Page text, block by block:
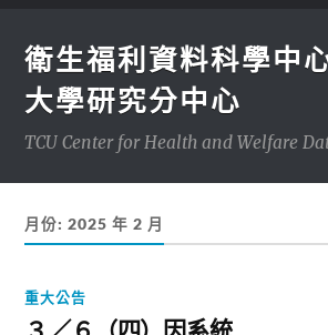
衛生福利資料科學中
大學研究分中心
TCU Center for Health and Welfare
月份:2025 年 2 月
重大公告